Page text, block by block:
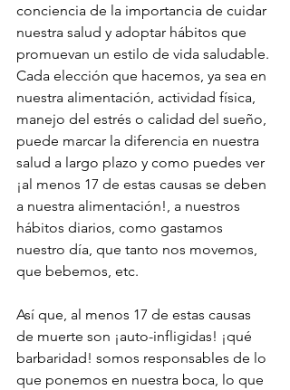
conciencia de la importancia de cuidar
nuestra salud y adoptar hábitos que
promuevan un estilo de vida saludable.
Cada elección que hacemos, ya sea en
nuestra alimentación, actividad física,
manejo del estrés o calidad del sueño,
puede marcar la diferencia en nuestra
salud a largo plazo y como puedes ver
¡al menos 17 de estas causas se deben
a nuestra alimentación!, a nuestros
hábitos diarios, como gastamos
nuestro día, que tanto nos movemos,
que bebemos, etc.
Así que, al menos 17 de estas causas
de muerte son ¡auto-infligidas! ¡qué
barbaridad! somos responsables de lo
que ponemos en nuestra boca, lo que